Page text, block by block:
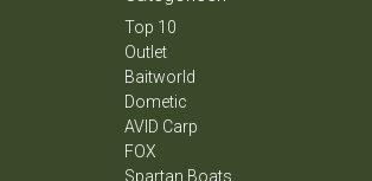
Top 10
Outlet
Baitworld
Dometic
AVID Carp
FOX
Spartan Boats